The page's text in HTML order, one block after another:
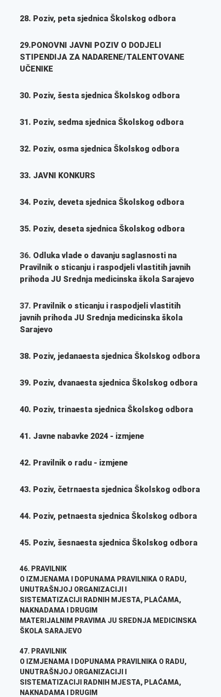
28. Poziv, peta sjednica Školskog odbora
29.PONOVNI JAVNI POZIV O DODJELI
STIPENDIJA ZA NADARENE/TALENTOVANE
UČENIKE
30. Poziv, šesta sjednica Školskog odbora
31. Poziv, sedma sjednica Školskog odbora
32. Poziv, osma sjednica Školskog odbora
33. JAVNI KONKURS
34. Poziv, deveta sjednica Školskog odbora
35. Poziv, deseta sjednica Školskog odbora
36. Odluka vlade o davanju saglasnosti na
Pravilnik o sticanju i raspodjeli vlastitih javnih
prihoda JU Srednja medicinska škola Sarajevo
37. Pravilnik o sticanju i raspodjeli vlastitih
javnih prihoda JU Srednja medicinska škola
Sarajevo
38. Poziv, jedanaesta sjednica Školskog odbora
39. Poziv, dvanaesta sjednica Školskog odbora
40. Poziv, trinaesta sjednica Školskog odbora
41. Javne nabavke 2024 - izmjene
42. Pravilnik o radu - izmjene
43. Poziv, četrnaesta sjednica Školskog odbora
44. Poziv, petnaesta sjednica Školskog odbora
45. Poziv, šesnaesta sjednica Školskog odbora
46. PRAVILNIK
O IZMJENAMA I DOPUNAMA PRAVILNIKA O RADU,
UNUTRAŠNJOJ ORGANIZACIJI I
SISTEMATIZACIJI RADNIH MJESTA, PLAĆAMA,
NAKNADAMA I DRUGIM
MATERIJALNIM PRAVIMA JU SREDNJA MEDICINSKA
ŠKOLA SARAJEVO
47. PRAVILNIK
O IZMJENAMA I DOPUNAMA PRAVILNIKA O RADU,
UNUTRAŠNJOJ ORGANIZACIJI I
SISTEMATIZACIJI RADNIH MJESTA, PLAĆAMA,
NAKNADAMA I DRUGIM